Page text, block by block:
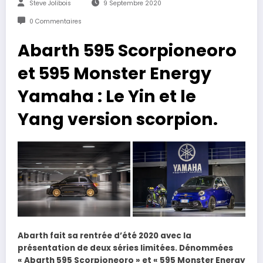
Steve Jolibois 9 Septembre 2020
0 Commentaires
Abarth 595 Scorpioneoro
et 595 Monster Energy
Yamaha : Le Yin et le
Yang version scorpion.
Abarth fait sa rentrée d’été 2020 avec la
présentation de deux séries limitées. Dénommées
« Abarth 595 Scorpioneoro » et « 595 Monster Energy